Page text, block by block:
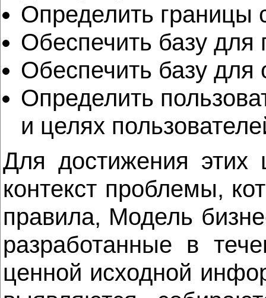
Определить границы
Обеспечить базу для
Обеспечить базу для
Определить
и целях
Для достижения этих
контекст проблемы,
правила, Модель
разработанные в
ценной исходной